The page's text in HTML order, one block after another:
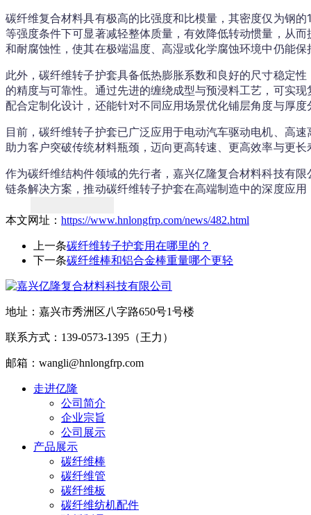
碳纤维复合材料具有极高的比强度和比模量，其密度仅为钢
等强度条件下可显著减轻整体质量，有效降低转动惯量，从
和耐腐蚀性，使其在极端温度、高湿或化学腐蚀环境中仍能
此外，碳纤维转子护套具备低热膨胀系数和良好的尺寸稳定
的精度与可靠性。通过先进的缠绕成型与预浸料工艺，可实
配合定制化设计，还能针对不同应用场景优化铺层角度与厚
目前，碳纤维转子护套已广泛应用于电动汽车驱动电机、高
助力客户突破传统材料瓶颈，迈向更高转速、更高效率与更
作为碳纤维结构件领域的先行者，嘉兴亿隆复合材料科技有
链条解决方案，推动碳纤维转子护套在高端制造中的深度应
本文网址： https://www.hnlongfrp.com/news/482.html
上一条碳纤维转子护套用在哪里的？
下一条碳纤维棒和铝合金棒重量哪个更轻
地址：嘉兴市秀洲区八字路650号1号楼
联系方式：139-0573-1395（王力）
邮箱：wangli@hnlongfrp.com
走进亿隆
公司简介
企业宗旨
公司展示
产品展示
碳纤维棒
碳纤维管
碳纤维板
碳纤维纺机配件